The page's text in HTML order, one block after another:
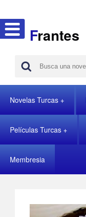
Frantes
Novelas Turcas
Películas Turcas
Membresia